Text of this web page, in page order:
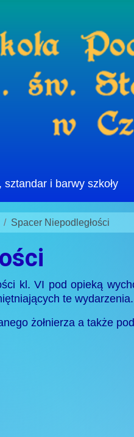
sztandar i barwy szkoły
Spacer Niepodległości
kl. VI pod opieką
te wydarzenia.
żołnierza a także